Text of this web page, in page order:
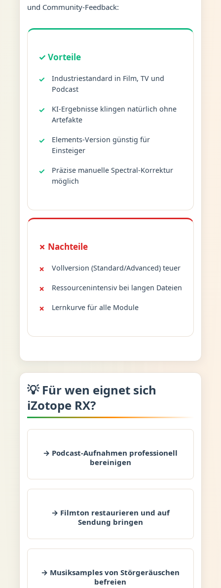
und Community-Feedback:
✓ Vorteile
Industriestandard in Film, TV und
Podcast
KI-Ergebnisse klingen natürlich ohne
Artefakte
Elements-Version günstig für
Einsteiger
Präzise manuelle Spectral-Korrektur
möglich
✗ Nachteile
Vollversion (Standard/Advanced) teuer
Ressourcenintensiv bei langen Dateien
Lernkurve für alle Module
💡 Für wen eignet sich
iZotope RX?
→ Podcast-Aufnahmen professionell
bereinigen
→ Filmton restaurieren und auf
Sendung bringen
→ Musiksamples von Störgeräuschen
befreien